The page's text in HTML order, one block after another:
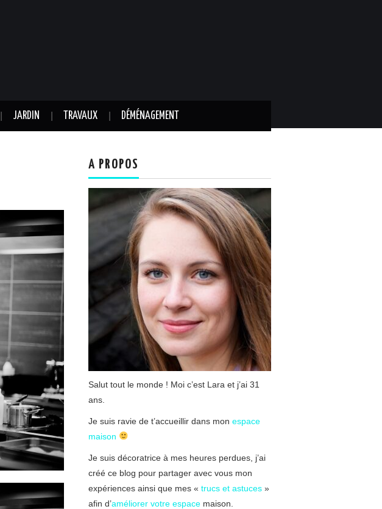
JARDIN TRAVAUX DÉMÉNAGEMENT
A PROPOS
Salut tout le monde ! Moi c’est Lara et j’ai 31
ans.
Je suis ravie de t’accueillir dans mon espace
maison
Je suis décoratrice à mes heures perdues, j’ai
créé ce blog pour partager avec vous mon
expériences ainsi que mes « trucs et astuces »
afin d’améliorer votre espace maison.